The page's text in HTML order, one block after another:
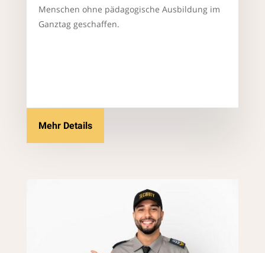
Menschen ohne pädagogische Ausbildung im
Ganztag geschaffen.
Mehr Details